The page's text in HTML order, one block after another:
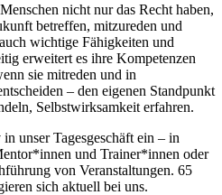
nicht nur das Recht haben,
betreffen, mitzureden und
wichtige Fähigkeiten und
erweitert es ihre Kompetenzen
sie mitreden und in
– den eigenen Standpunkt
Selbstwirksamkeit erfahren.
unser Tagesgeschäft ein – in
und Trainer*innen oder
von Veranstaltungen. 65
sich aktuell bei uns.